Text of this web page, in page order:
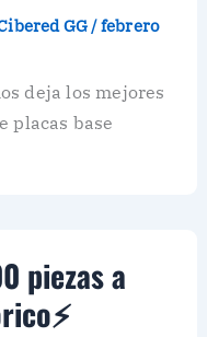
GG /febrero
deja los mejores
placas base
piezas a